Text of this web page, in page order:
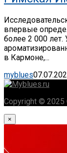
впервые
более 2 000 лет.
в Кармоне,...
myblues
Copyright © 2025
×